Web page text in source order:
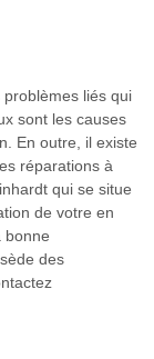
liés qui
sont les causes
En outre, il existe
réparations à
qui se situe
de votre en
bonne
des